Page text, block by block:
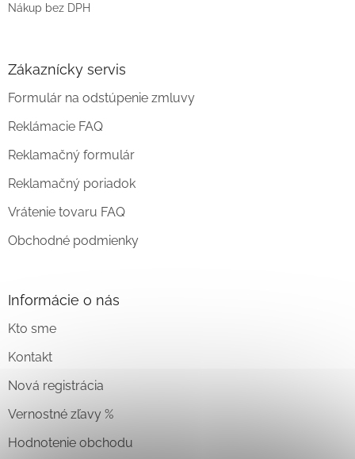
Nákup bez DPH
Zákaznícky servis
Formulár na odstúpenie zmluvy
Reklámacie FAQ
Reklamačný formulár
Reklamačný poriadok
Vrátenie tovaru FAQ
Obchodné podmienky
Informácie o nás
Kto sme
Kontakt
Nová registrácia
Vernostné zľavy %
Hodnotenie obchodu